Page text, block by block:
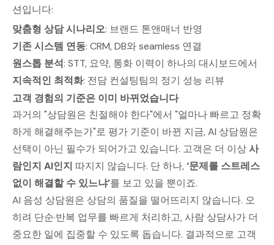
션입니다:
맞춤형 상담 시나리오: 브랜드 톤앤매너 반영
기존 시스템 연동: CRM, DB와 seamless 연결
원스톱 분석: STT, 요약, 통화 이력이 하나의 대시보드에서
지속적인 최적화: 전담 컨설팅팀의 정기 성능 리뷰
고객 경험의 기준은 이미 바뀌었습니다
과거의 "상담원은 친절해야 한다"에서 "얼마나 빠르고 정확
하게 해결해주는가"로 평가 기준이 바뀐 지금, AI 상담원은
선택이 아닌 필수가 되어가고 있습니다. 고객은 더 이상사
람인지 AI인지 따지지 않습니다. 단 하나,‘문제를 스트레스
없이 해결할 수 있느냐’를 보고 있을 뿐이죠.
AI 음성 상담원은 상담의 품질을 떨어뜨리지 않습니다. 오
히려 단순·반복 업무를 빠르게 처리하고, 사람 상담사가 더
중요한 일에 집중할 수 있도록 돕습니다. 결과적으로 고객